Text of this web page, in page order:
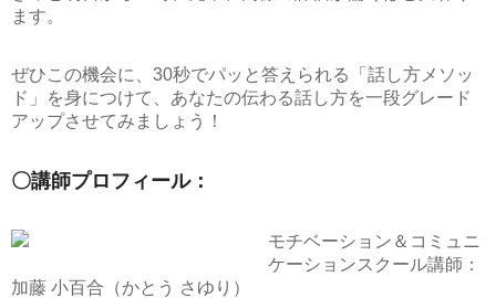
ます。
ぜひこの機会に、 30秒でパッと答えられる「話し方メソッ
ド」
を身につけて、あなたの伝わる話し方を一段グレード
アップさせてみましょう！
〇講師プロフィール：
モチベーション＆コミュニ
ケーションスクール講師：
加藤 小百合（かとう さゆり）